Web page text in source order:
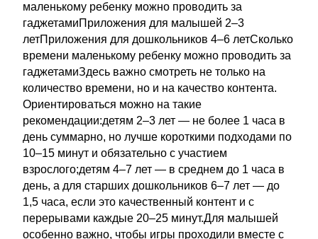
маленькому ребенку можно проводить за
гаджетамиПриложения для малышей 2–3
летПриложения для дошкольников 4–6 летСколько
времени маленькому ребенку можно проводить за
гаджетамиЗдесь важно смотреть не только на
количество времени, но и на качество контента.
Ориентироваться можно на такие
рекомендации:детям 2–3 лет — не более 1 часа в
день суммарно, но лучше короткими подходами по
10–15 минут и обязательно с участием
взрослого;детям 4–7 лет — в среднем до 1 часа в
день, а для старших дошкольников 6–7 лет — до
1,5 часа, если это качественный контент и с
перерывами каждые 20–25 минут.Для малышей
особенно важно, чтобы игры проходили вместе с